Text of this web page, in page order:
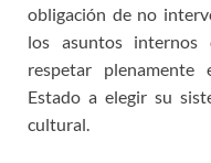
obligación de no
los asuntos
respetar
Estado a elegir su
cultural.